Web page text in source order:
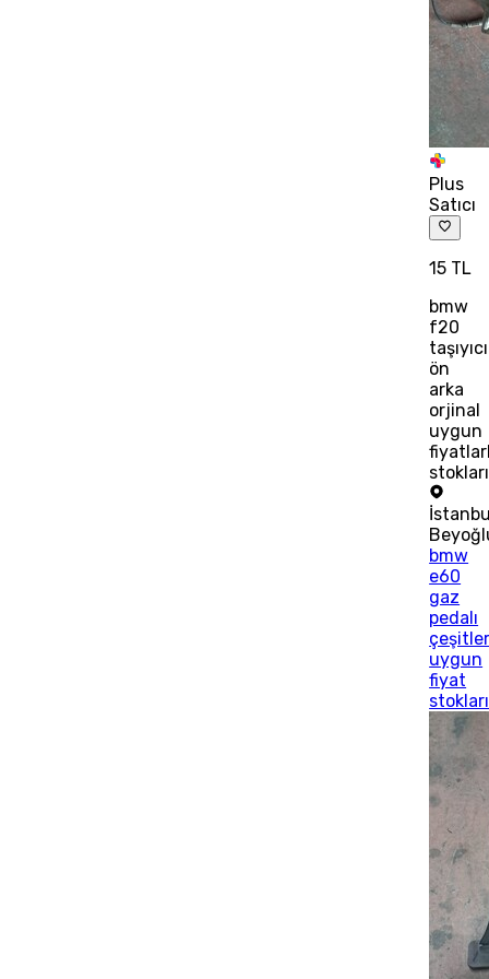
Plus
Satıcı
15 TL
bmw
f20
taşıyıcı
ön
arka
orjinal
uygun
bmw
e60
gaz
pedalı
uygun
fiyat